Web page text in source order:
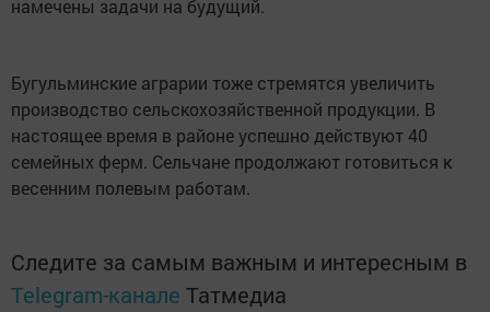
намечены задачи на будущий.
Бугульминские аграрии тоже стремятся увеличить
производство сельскохозяйственной продукции. В
настоящее время в районе успешно действуют 40
семейных ферм. Сельчане продолжают готовиться к
весенним полевым работам.
Следите за самым важным и интересным в
Telegram-канале Татмедиа